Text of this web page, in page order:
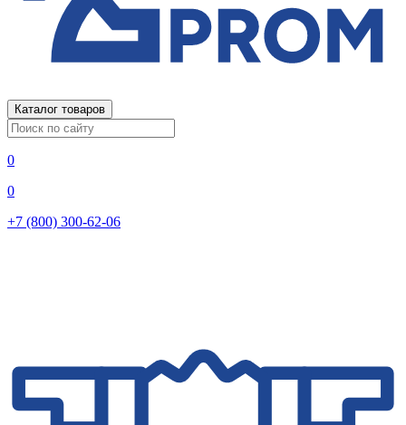
Каталог товаров
0
0
+7 (800) 300-62-06